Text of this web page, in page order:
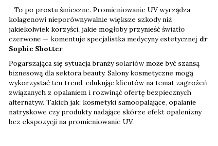
- To po prostu śmieszne. Promieniowanie UV wyrządza
kolagenowi nieporównywalnie większe szkody niż
jakiekolwiek korzyści, jakie mogłoby przynieść światło
czerwone — komentuje specjalistka medycyny estetycznej dr
Sophie Shotter.
Pogarszająca się sytuacja branży solariów może być szansą
biznesową dla sektora beauty. Salony kosmetyczne mogą
wykorzystać ten trend, edukując klientów na temat zagrożeń
związanych z opalaniem i rozwinąć ofertę bezpiecznych
alternatyw. Takich jak: kosmetyki samoopalające, opalanie
natryskowe czy produkty nadające skórze efekt opalenizny
bez ekspozycji na promieniowanie UV.